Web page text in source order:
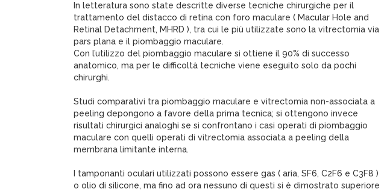
In letteratura sono state descritte diverse tecniche chirurgiche per il
trattamento del distacco di retina con foro maculare ( Macular Hole and
Retinal Detachment, MHRD ), tra cui le più utilizzate sono la vitrectomia via
pars plana e il piombaggio maculare.
Con l’utilizzo del piombaggio maculare si ottiene il 90% di successo
anatomico, ma per le difficoltà tecniche viene eseguito solo da pochi
chirurghi.
Studi comparativi tra piombaggio maculare e vitrectomia non-associata a
peeling depongono a favore della prima tecnica; si ottengono invece
risultati chirurgici analoghi se si confrontano i casi operati di piombaggio
maculare con quelli operati di vitrectomia associata a peeling della
membrana limitante interna.
I tamponanti oculari utilizzati possono essere gas ( aria, SF6, C2F6 e C3F8 )
o olio di silicone, ma fino ad ora nessuno di questi si è dimostrato superiore